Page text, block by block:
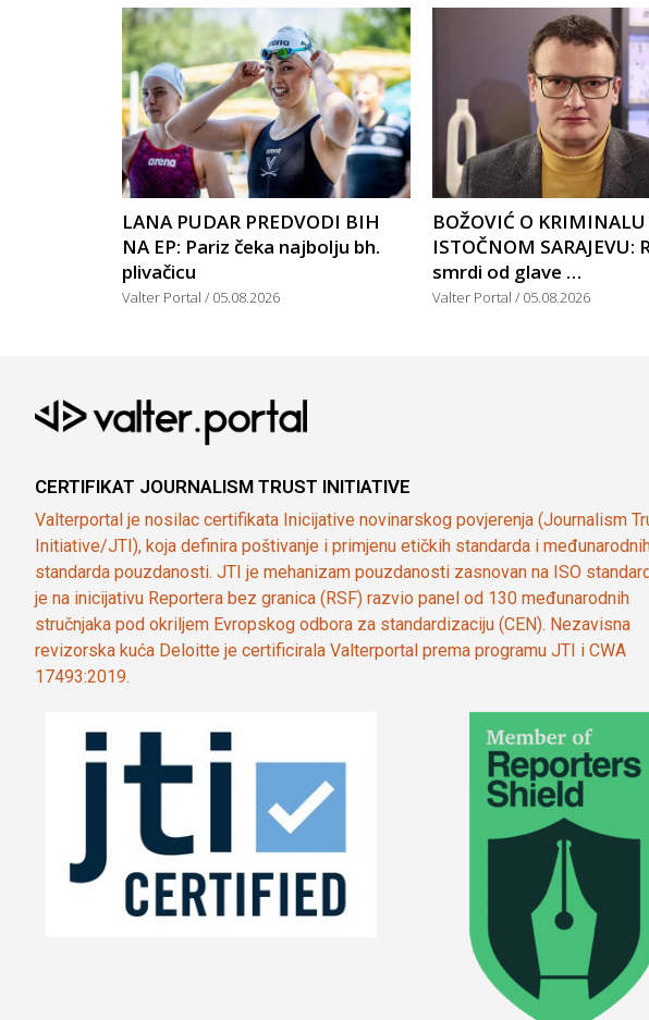
LANA PUDAR PREDVODI BIH
NA EP: Pariz čeka najbolju bh.
plivačicu
Valter Portal 05.08.2026
BOŽOVIĆ O KRIMINALU
ISTOČNOM SARAJEVU:
smrdi od glave …
Valter Portal 05.08.2026
CERTIFIKAT JOURNALISM TRUST INITIATIVE
Valterportal je nosilac certifikata Inicijative novinarskog povjerenja (Journalism
Initiative/JTI), koja definira poštivanje i primjenu etičkih standarda i
standarda pouzdanosti. JTI je mehanizam pouzdanosti zasnovan na ISO
je na inicijativu Reportera bez granica (RSF) razvio panel od 130 međunarodnih
stručnjaka pod okriljem Evropskog odbora za standardizaciju (CEN). Nezavisna
revizorska kuća Deloitte je certificirala Valterportal prema programu JTI i CWA
17493:2019.